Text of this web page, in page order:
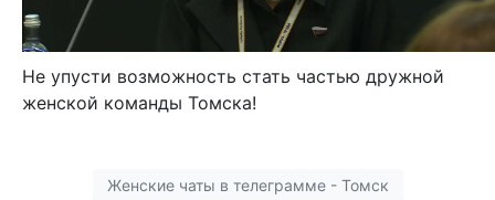
Не упусти возможность стать частью дружной
женской команды Томска!
Женские чаты в телеграмме - Томск